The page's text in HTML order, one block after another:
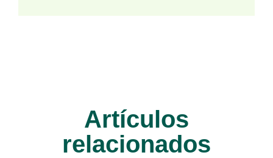
Artículos
relacionados